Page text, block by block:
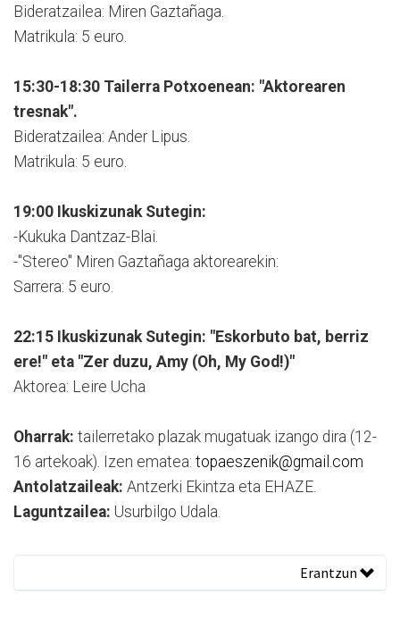
Bideratzailea: Miren Gaztañaga.
Matrikula: 5 euro.
15:30-18:30 Tailerra Potxoenean: "Aktorearen
tresnak".
Bideratzailea: Ander Lipus.
Matrikula: 5 euro.
19:00 Ikuskizunak Sutegin:
-Kukuka Dantzaz-Blai.
-"Stereo" Miren Gaztañaga aktorearekin:
Sarrera: 5 euro.
22:15 Ikuskizunak Sutegin: "Eskorbuto bat, berriz
ere!" eta "Zer duzu, Amy (Oh, My God!)"
Aktorea: Leire Ucha
Oharrak: tailerretako plazak mugatuak izango dira (12-
16 artekoak). Izen ematea: topaeszenik@gmail.com
Antolatzaileak: Antzerki Ekintza eta EHAZE.
Laguntzailea: Usurbilgo Udala.
Erantzun